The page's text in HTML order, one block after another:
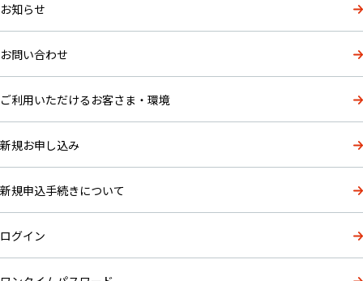
お知らせ
お問い合わせ
ご利用いただけるお客さま・環境
新規お申し込み
新規申込手続きについて
ログイン